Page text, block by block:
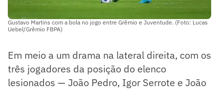
Gustavo Martins com a bola no jogo entre Grêmio e Juventude. (Foto: Lucas
Uebel/Grêmio FBPA)
Em meio a um drama na lateral direita, com os
três jogadores da posição do elenco
lesionados — João Pedro, Igor Serrote e João